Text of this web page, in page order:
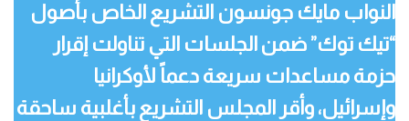
النواب مايك جونسون التشريع الخاص بأصول
“تيك توك” ضمن الجلسات التي تناولت إقرار
حزمة مساعدات سريعة دعماً لأوكرانيا
وإسرائيل، وأقر المجلس التشريع بأغلبية ساحقة